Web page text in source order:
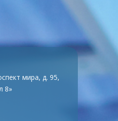
мира, д. 95,
8»